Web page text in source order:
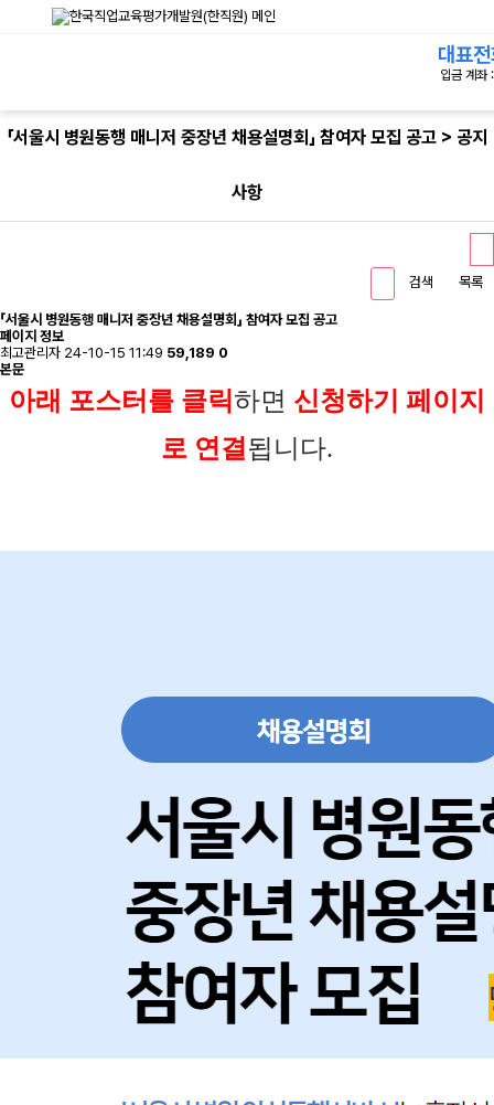
대표
입금 계
「서울시 병원동행 매니저 중장년 채용설명회」 참여자 모집 공고 > 공지
사항
검색 목록
「서울시 병원동행 매니저 중장년 채용설명회」 참여자 모집 공고
페이지 정보
최고관리자 24-10-15 11:49 59,189 0
본문
아래 포스터를 클릭하면 신청하기 페이지
로 연결 됩니다.